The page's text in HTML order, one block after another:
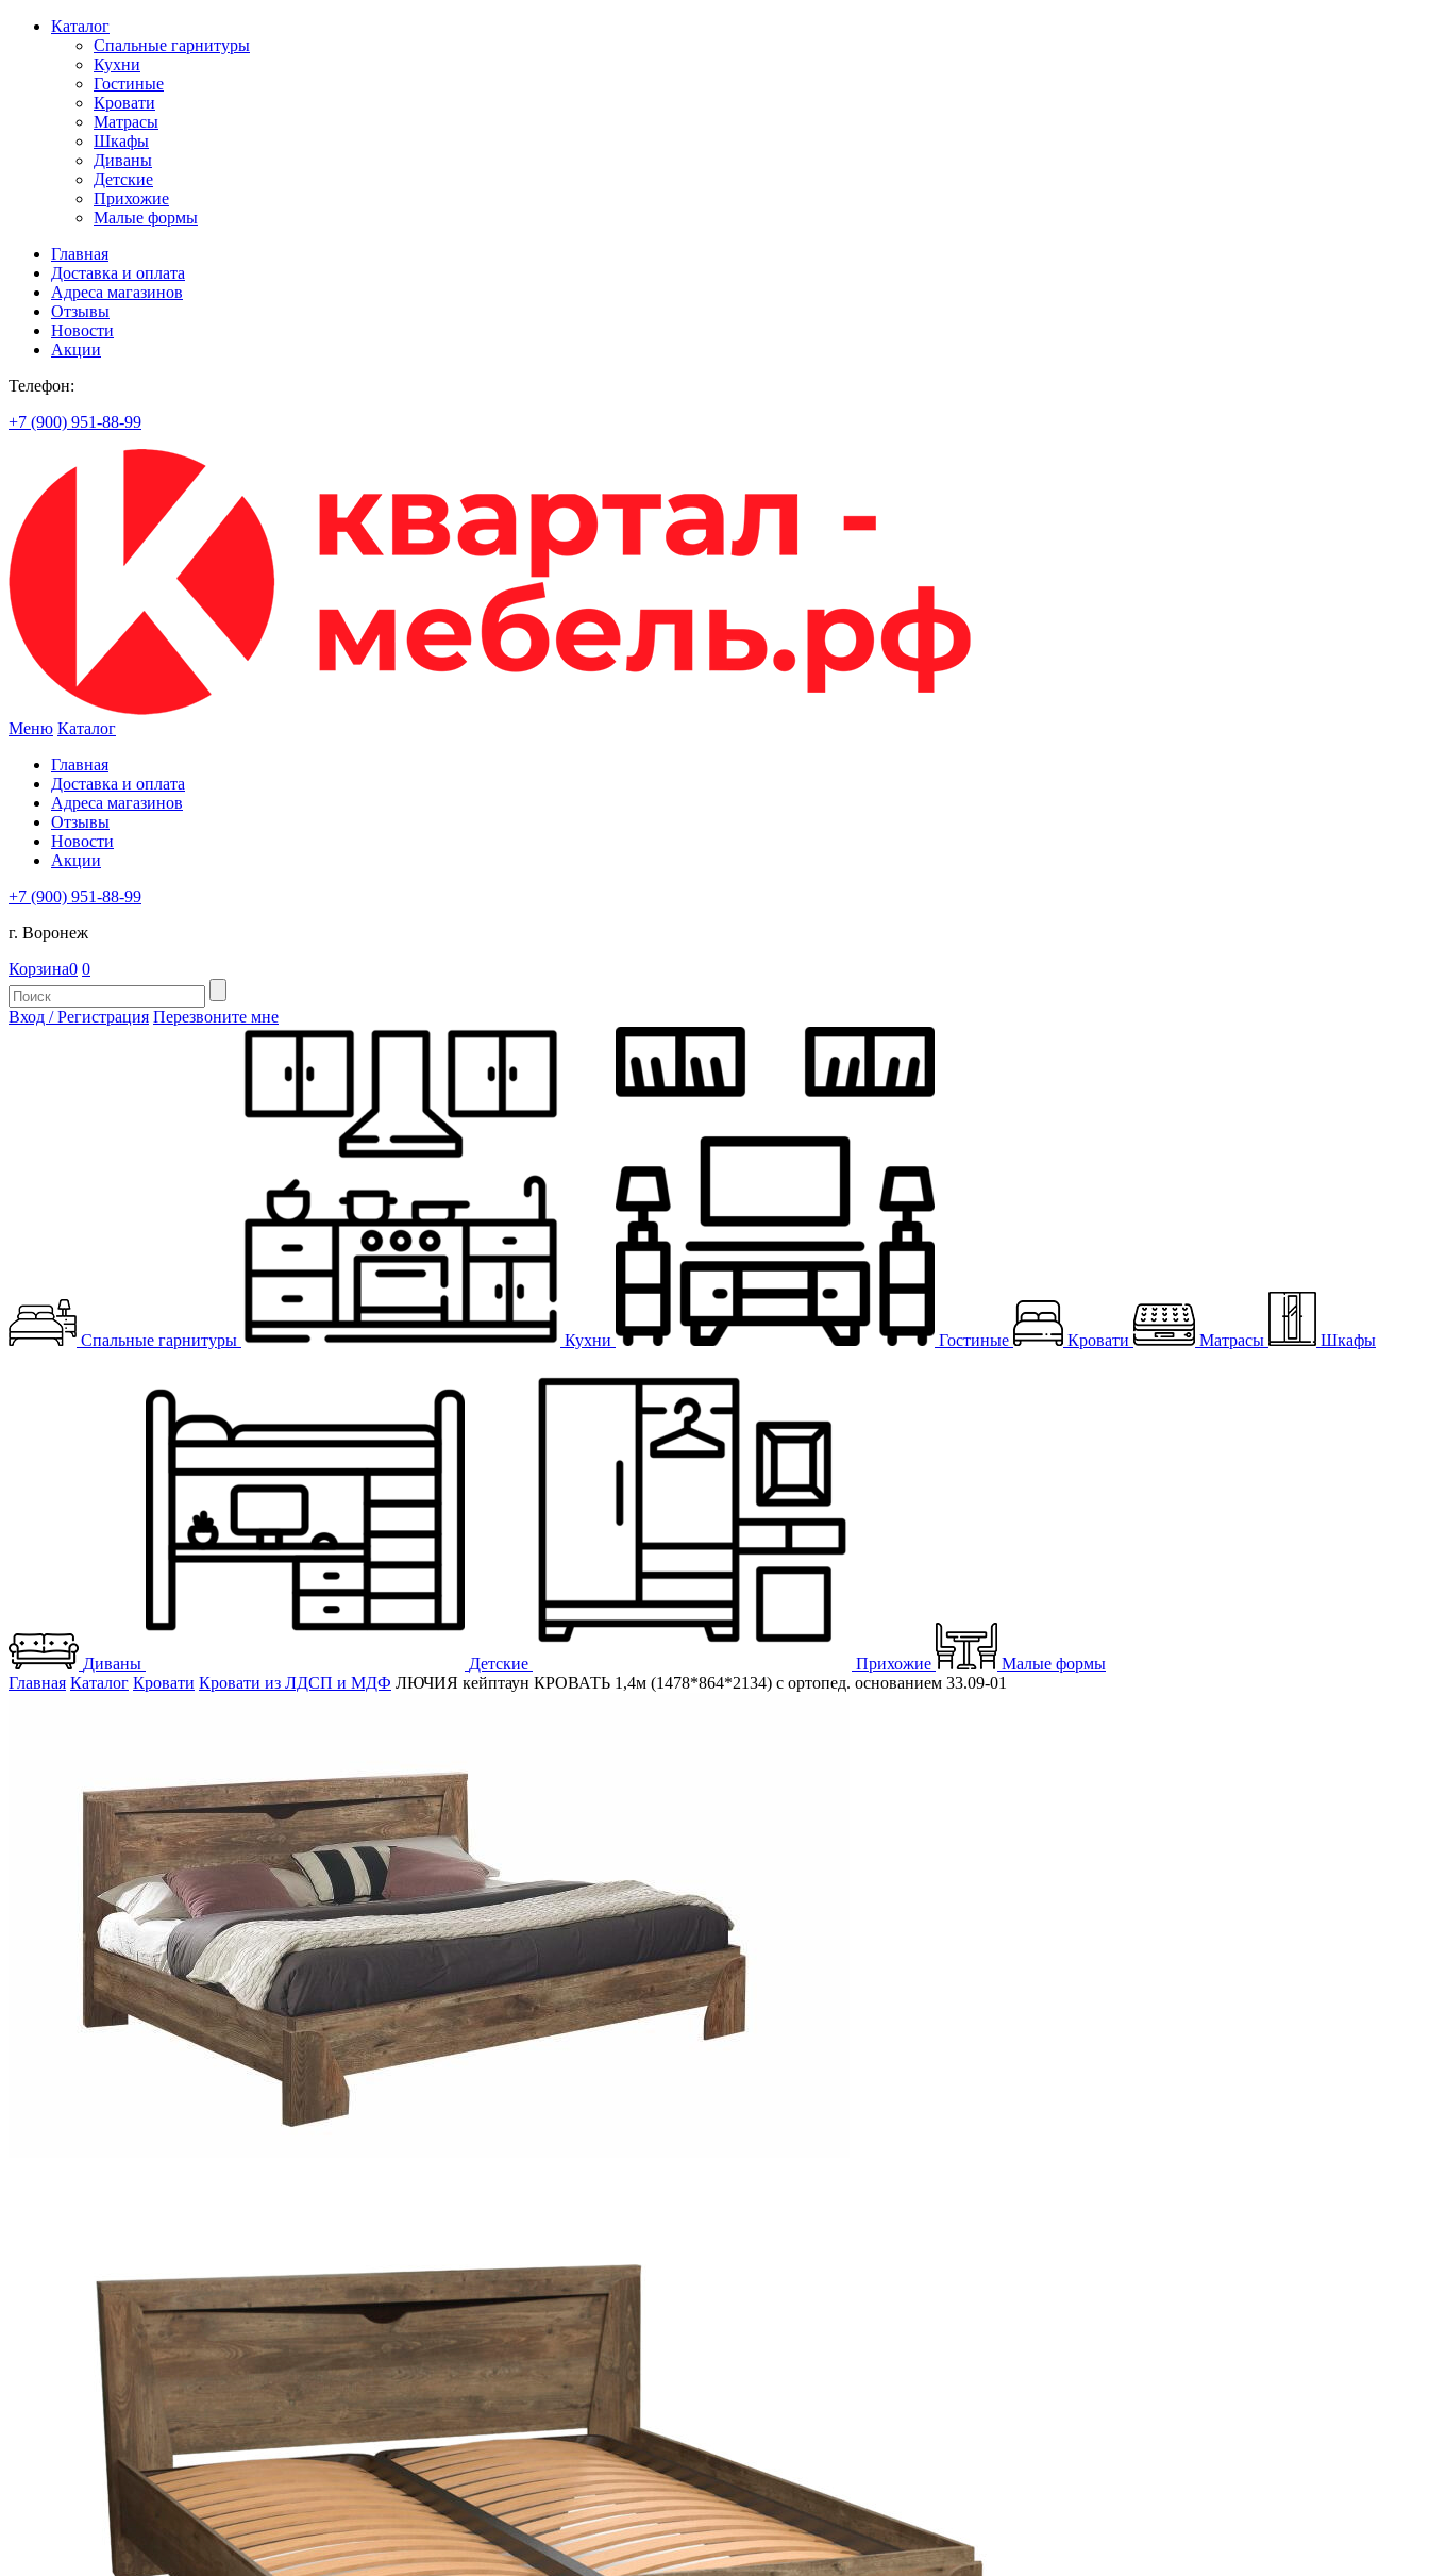
Каталог
Спальные гарнитуры
Кухни
Гостиные
Кровати
Матрасы
Шкафы
Диваны
Детские
Прихожие
Малые формы
Главная
Доставка и оплата
Адреса магазинов
Отзывы
Новости
Акции
Телефон:
+7 (900) 951-88-99
Меню Каталог
Главная
Доставка и оплата
Адреса магазинов
Отзывы
Новости
Акции
+7 (900) 951-88-99
г. Воронеж
Корзина0 0
Вход / Регистрация Перезвоните мне
Спальные гарнитуры Кухни Гостиные Кровати Матрасы Шкафы
Диваны Детские Прихожие
Малые формы
Главная Каталог Кровати Кровати из ЛДСП и МДФ ЛЮЧИЯ кейптаун КРОВАТЬ 1,4м (1478*864*2134) с ортопед. основанием 33.09-01